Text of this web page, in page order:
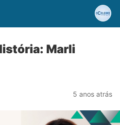
Marli
5 anos atrás